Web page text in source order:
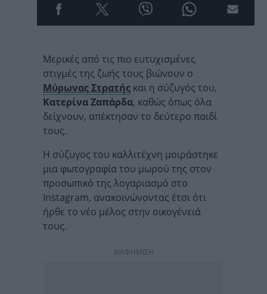
Μερικές από τις πιο ευτυχισμένες
στιγμές της ζωής τους βιώνουν ο
Μύρωνας Στρατής και η σύζυγός του,
Κατερίνα Ζαπάρδα, καθώς όπως όλα
δείχνουν, απέκτησαν το δεύτερο παιδί
τους.
Η σύζυγος του καλλιτέχνη μοιράστηκε
μια φωτογραφία του μωρού της στον
προσωπικό της λογαριασμό στο
Instagram, ανακοινώνοντας έτσι ότι
ήρθε το νέο μέλος στην οικογένειά
τους.
ΔΙΑΦΗΜΙΣΗ